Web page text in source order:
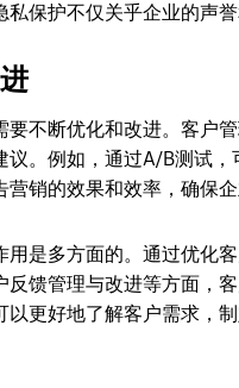
保护不仅关乎企业的声
要不断优化和改进。客户
议。例如，通过A/B测试
销的效果和效率，确保
是多方面的。通过优化
馈管理与改进等方面，
更好地了解客户需求，